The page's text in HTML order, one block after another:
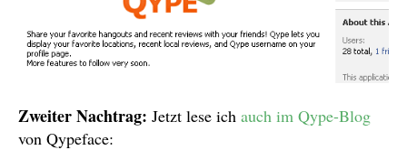
Zweiter Nachtrag: Jetzt lese ich auch im Qype-Blog
von Qypeface: